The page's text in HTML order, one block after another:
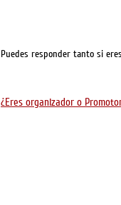
Puedes responder tanto si
¿Eres organizador o